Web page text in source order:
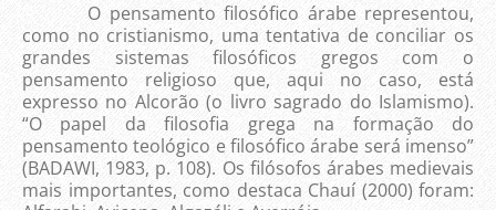
O pensamento filosófico árabe representou,
como no cristianismo, uma tentativa de conciliar os
grandes sistemas filosóficos gregos com o
pensamento religioso que, aqui no caso, está
expresso no Alcorão (o livro sagrado do Islamismo).
“O papel da filosofia grega na formação do
pensamento teológico e filosófico árabe será imenso”
(BADAWI, 1983, p. 108). Os filósofos árabes medievais
mais importantes, como destaca Chauí (2000) foram: